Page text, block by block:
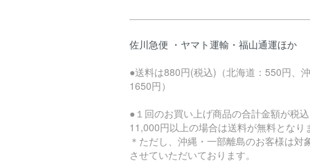
佐川急便 ・ヤマト運輸・福山通運ほか
●送料は880円(税込)（北海道：550円、
1650円）
●１回のお買い上げ商品の合計金額が税込
11,000円以上の場合は送料が無料となり
＊ただし、沖縄・一部離島のお客様は対
させていただいております。